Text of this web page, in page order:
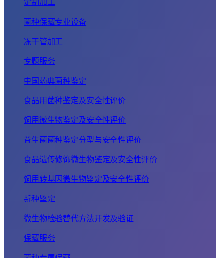
定制加工
菌种保藏专业设备
冻干管加工
专题服务
中国药典菌种鉴定
食品用菌种鉴定及安全性评价
饲用微生物鉴定及安全性评价
益生菌菌种鉴定分型与安全性评价
食品遗传修饰微生物鉴定及安全性评价
饲用转基因微生物鉴定及安全性评价
新种鉴定
微生物检验替代方法开发及验证
保藏服务